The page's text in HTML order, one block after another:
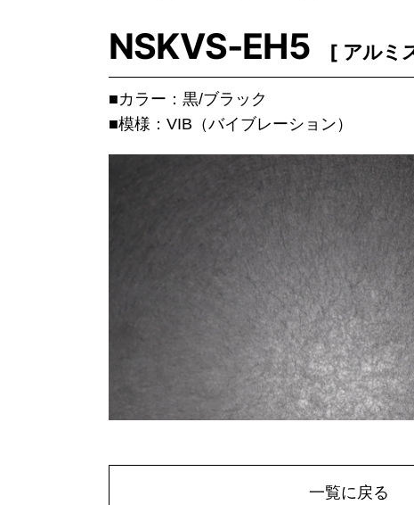
NSKVS-EH5 アルミ
■カラー：黒/ブラック
■模様：VIB（バイブレーション）
一覧に戻る